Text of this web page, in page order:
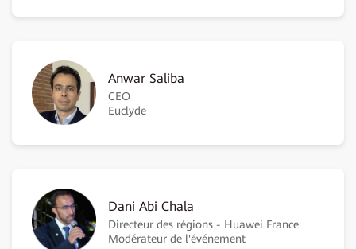
Anwar Saliba
CEO
Euclyde
Dani Abi Chala
Directeur des régions - Huawei France
Modérateur de l'événement